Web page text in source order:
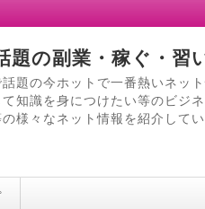
題の副業・稼ぐ・習
題の今ホットで一番熱いネッ
知識を身につけたい等のビジ
様々なネット情報を紹介して